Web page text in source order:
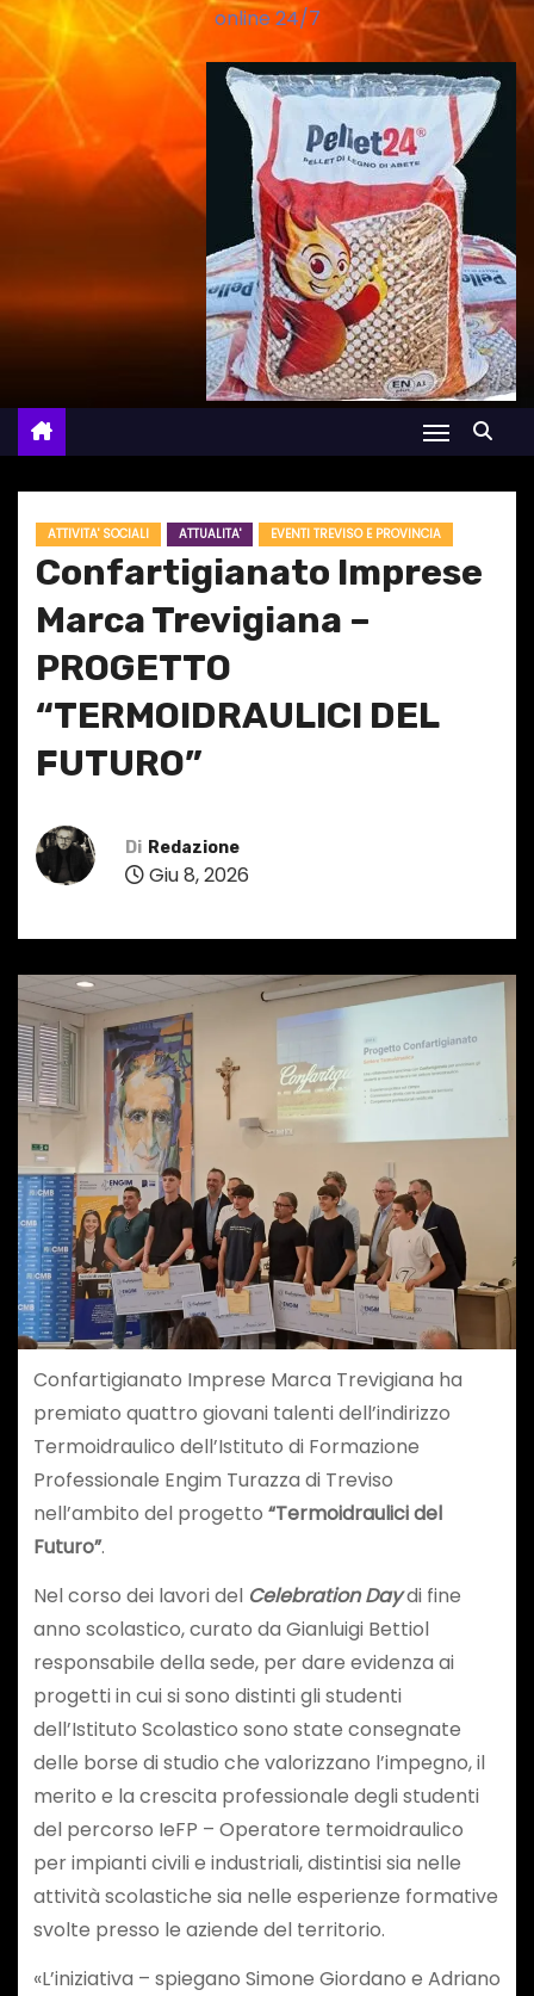
online 24/7
ATTIVITA' SOCIALI ATTUALITA' EVENTI TREVISO E PROVINCIA
Confartigianato Imprese
Marca Trevigiana –
PROGETTO
“TERMOIDRAULICI DEL
FUTURO”
Di Redazione
Giu 8, 2026
Confartigianato Imprese Marca Trevigiana ha
premiato quattro giovani talenti dell’indirizzo
Termoidraulico dell’Istituto di Formazione
Professionale Engim Turazza di Treviso
nell’ambito del progetto “Termoidraulici del
Futuro”.
Nel corso dei lavori del Celebration Daydi fine
anno scolastico, curato da Gianluigi Bettiol
responsabile della sede, per dare evidenza ai
progetti in cui si sono distinti gli studenti
dell’Istituto Scolastico sono state consegnate
delle borse di studio che valorizzano l’impegno, il
merito e la crescita professionale degli studenti
del percorso IeFP – Operatore termoidraulico
per impianti civili e industriali, distintisi sia nelle
attività scolastiche sia nelle esperienze formative
svolte presso le aziende del territorio.
«L’iniziativa – spiegano Simone Giordano e Adriano